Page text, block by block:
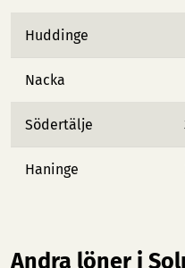
Huddinge
Nacka
Södertälje
Haninge
Andra löner i